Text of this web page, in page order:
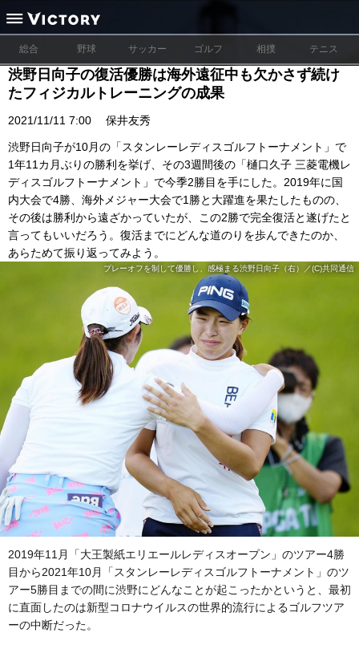
総合 野球 サッカー ゴルフ 相撲 テニス
渋野日向子の復活優勝は海外遠征中も欠かさず続け
たフィジカルトレーニングの成果
2021/11/11 7:00 保井友秀
渋野日向子が10月の「スタンレーレディスゴルフトーナメント」で
1年11カ月ぶりの勝利を挙げ、その3週間後の「樋口久子 三菱電機レ
ディスゴルフトーナメント」で今季2勝目を手にした。2019年に国
内大会で4勝、海外メジャー大会で1勝と大躍進を果たしたものの、
その後は勝利から遠ざかっていたが、この2勝で完全復活と遂げたと
言ってもいいだろう。復活までにどんな道のりを歩んできたのか、
あらためて振り返ってみよう。
プレーオフを制して優勝し、感極まる渋野日向子（右）／(C)共同通信
2019年11月「大王製紙エリエールレディスオープン」のツアー4勝
目から2021年10月「スタンレーレディスゴルフトーナメント」のツ
アー5勝目までの間に渋野にどんなことが起こったかというと、最初
に直面したのは新型コロナウイルスの世界的流行によるゴルフツア
ーの中断だった。